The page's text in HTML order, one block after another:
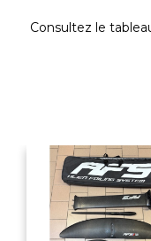
Consultez le